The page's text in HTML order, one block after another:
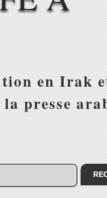
en Irak
presse